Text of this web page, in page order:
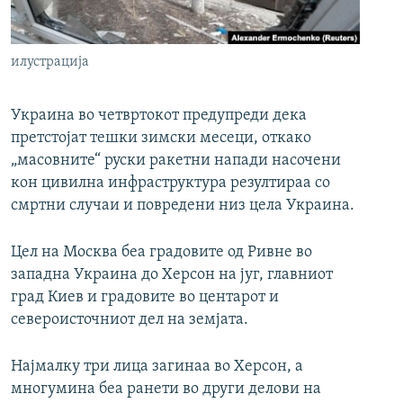
РСЕ веб страници
илустрација
Украина во четвртокот предупреди дека
претстојат тешки зимски месеци, откако
„масовните“ руски ракетни напади насочени
кон цивилна инфраструктура резултираа со
смртни случаи и повредени низ цела Украина.
Цел на Москва беа градовите од Ривне во
западна Украина до Херсон на југ, главниот
град Киев и градовите во центарот и
североисточниот дел на земјата.
Најмалку три лица загинаа во Херсон, а
многумина беа ранети во други делови на